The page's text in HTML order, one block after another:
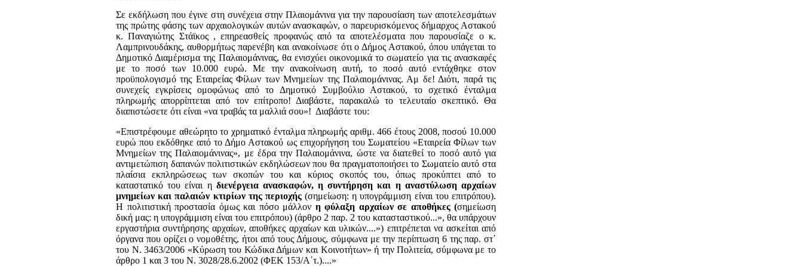
Σε εκδήλωση που έγινε στη συνέχεια στην Πλαιομάνινα για την παρουσίαση των αποτελεσμάτων
της πρώτης φάσης των αρχαιολογικών αυτών ανασκαφών, ο παρευρισκόμενος δήμαρχος Αστακού
κ. Παναγιώτης Στάϊκος , επηρεασθείς προφανώς από τα αποτελέσματα που παρουσίαζε ο κ.
Λαμπρινουδάκης, αυθορμήτως παρενέβη και ανακοίνωσε ότι ο Δήμος Αστακού, όπου υπάγεται το
Δημοτικό Διαμέρισμα της Παλαιομάνινας, θα ενισχύει οικονομικά το σωματείο για τις ανασκαφές
με το ποσό των 10.000 ευρώ. Με την ανακοίνωση αυτή, το ποσό αυτό εντάχθηκε στον
προϋπολογισμό της Εταιρείας Φίλων των Μνημείων της Παλαιομάνινας. Αμ δε! Διότι, παρά τις
συνεχείς εγκρίσεις ομοφώνως από το Δημοτικό Συμβούλιο Αστακού, το σχετικό ένταλμα
πληρωμής απορρίπτεται από τον επίτροπο! Διαβάστε, παρακαλώ το τελευταίο σκεπτικό. Θα
διαπιστώσετε ότι είναι «να τραβάς τα μαλλιά σου»! Διαβάστε του:
«Επιστρέφουμε αθεώρητο το χρηματικό ένταλμα πληρωμής αριθμ. 466 έτους 2008, ποσού 10.000
ευρώ που εκδόθηκε από το Δήμο Αστακού ως επιχορήγηση του Σωματείου «Εταιρεία Φίλων των
Μνημείων της Παλαιομάνινας», με έδρα την Παλαιομάνινα, ώστε να διατεθεί το ποσό αυτό για
αντιμετώπιση δαπανών πολιτιστικών εκδηλώσεων που θα πραγματοποιήσει το Σωματείο αυτό στα
πλαίσια εκπληρώσεως των σκοπών του και κύριος σκοπός του, όπως προκύπτει από το
καταστατικό του είναι η διενέργεια ανασκαφών, η συντήρηση και η αναστύλωση αρχαίων
μνημείων και παλαιών κτιρίων της περιοχής(σημείωση: η υπογράμμιση είναι του επιτρόπου).
Η πολιτιστική προστασία όμως και πόσο μάλλον η φύλαξη αρχαίων σε αποθήκες (σημείωση
δική μας: η υπογράμμιση είναι του επιτρόπου) (άρθρο 2 παρ. 2 του κατασταστικού...», θα υπάρχουν
εργαστήρια συντήρησης αρχαίων, αποθήκες αρχαίων και υλικών....») επιτρέπεται να ασκείται από
όργανα που ορίζει ο νομοθέτης, ήτοι από τους Δήμους, σύμφωνα με την περίπτωση 6 της παρ. στ΄
του Ν. 3463/2006 «Κύρωση του Κώδικα Δήμων και Κοινοτήτων» ή την Πολιτεία, σύμφωνα με το
άρθρο 1 και 3 του Ν. 3028/28.6.2002 (ΦΕΚ 153/Α΄τ.)....»